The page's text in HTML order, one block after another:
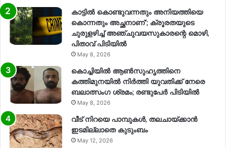
കാട്ടിൽ കൊണ്ടുവന്നതും അനിയത്തിയെ
കൊന്നതും അച്ഛനാണ്’; ക്രൂരതയുടെ
ചുരുളഴിച്ച് അഞ്ചുവയസുകാരന്റെ മൊഴി,
പിതാവ് പിടിയിൽ
May 8, 2026
കൊച്ചിയിൽ ആൺസുഹൃത്തിനെ
കത്തിമുനയിൽ നിർത്തി യുവതിക്ക് നേരെ
ബലാത്സംഗ​ ശ്രമം; രണ്ടുപേർ പിടിയിൽ
May 8, 2026
വീട് നിറയെ പാമ്പുകൾ, തലചായ്ക്കാൻ
ഇടമില്ലാതെ കുടുംബം
May 12, 2026